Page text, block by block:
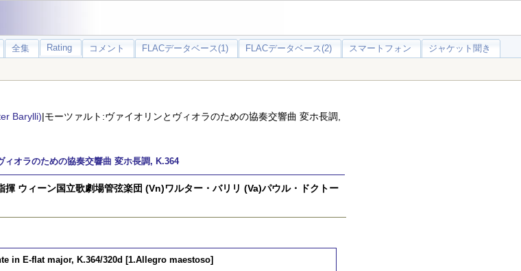
全集 Rating コメント FLACデータベース(1) FLACデータベース(2) スマートフォン ジャケット聞き
Barylli)|モーツァルト:ヴァイオリンとヴィオラのための協奏交響曲 変ホ長調,
ィオラのための協奏交響曲 変ホ長調, K.364
揮 ウィーン国立歌劇場管弦楽団 (Vn)ワルター・バリリ (Va)パウル・ドクトー
in E-flat major, K.364/320d [1.Allegro maestoso]